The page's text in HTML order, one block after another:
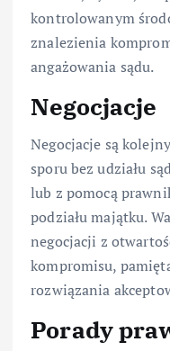
kontrolowanym
znalezienia
angażowania sądu.
Negocjacje
Negocjacje są
sporu bez udziału
lub z pomocą
podziału majątku.
negocjacji z
kompromisu,
rozwiązania
Porady